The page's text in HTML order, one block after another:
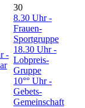
-
30
8.30 Uhr -
Frauen-
Sportgruppe
18.30 Uhr -
Lobpreis-
Gruppe
10°° Uhr -
Gebets-
Gemeinschaft